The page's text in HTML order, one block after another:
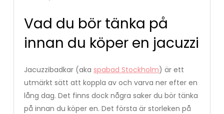
Vad du bör tänka på
innan du köper en jacuzzi
Jacuzzibadkar (aka spabad Stockholm) är ett
utmärkt sätt att koppla av och varva ner efter en
lång dag. Det finns dock några saker du bör tänka
på innan du köper en. Det första är storleken på